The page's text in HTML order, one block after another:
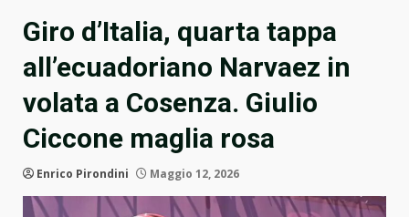
Giro d’Italia, quarta tappa
all’ecuadoriano Narvaez in
volata a Cosenza. Giulio
Ciccone maglia rosa
Enrico Pirondini Maggio 12, 2026